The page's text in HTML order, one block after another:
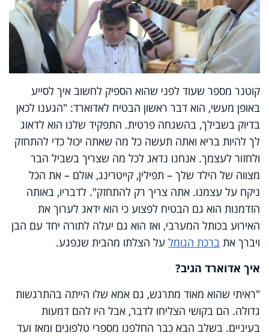
קוטנר מספר שעוד לפני שהוא הספיק לחשוב איך לסייע
באופן מעשי, הוא דבר ראשון הבטיח לאדוארד: "הגענו לכאן
בדיוק בשבילך, בהשגחה פרטית. התפקיד שלנו הוא לדאוג
לך להיות בריא ואתה תעשה כל מה שאתה יכול כדי להתחזק
ולחזור לעצמך. אנחנו נדאג לכל מה שצריך בשביל הבר
מצווה של הילד שלך – תפילין, קייטרינג, אולם – את הכל
ניקח על עצמנו. אתה צריך רק להתחזק". לדבריו, באותה
הזדמנות הוא גם הבטיח לפצוע כי הוא ידאג לערוך את
האירוע בכותל המערבי, ואז הוא גם יעלה לתורה יחד עם הבן
ויברך את ברכת הגומל על הצלתו מהבית שנפגע.
איך אדוארד הגיב?
"ראיתי שהוא מאוד מתרגש, גם אמא שלו הייתה בהתרגשות
גדולה. הם בקושי הצליחו לדבר, אבל היו להם דמעות
בעיניים. בשלב הבא כבר החלפנו מספרי טלפונים ומאז ועד